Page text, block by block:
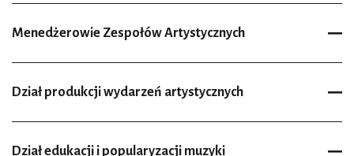
Menedżerowie Zespołów Artystycznych
Dział produkcji wydarzeń artystycznych
Dział edukacji i popularyzacji muzyki